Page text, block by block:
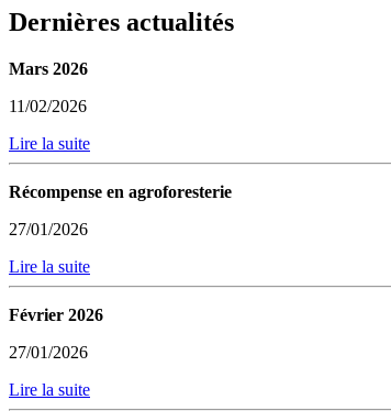
Dernières actualités
Mars 2026
11/02/2026
Lire la suite
Récompense en agroforesterie
27/01/2026
Lire la suite
Février 2026
27/01/2026
Lire la suite